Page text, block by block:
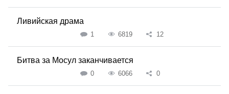
Ливийская драма
1 6819 12
Битва за Мосул заканчивается
0 6066 0